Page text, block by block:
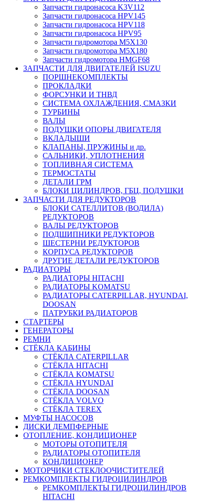
Запчасти гидронасоса K3V112
Запчасти гидронасоса HPV145
Запчасти гидронасоса HPV118
Запчасти гидронасоса HPV95
Запчасти гидромотора M5X130
Запчасти гидромотора M5X180
Запчасти гидромотора HMGF68
ЗАПЧАСТИ ДЛЯ ДВИГАТЕЛЕЙ ISUZU
ПОРШНЕКОМПЛЕКТЫ
ПРОКЛАДКИ
ФОРСУНКИ И ТНВД
СИСТЕМА ОХЛАЖДЕНИЯ, СМАЗКИ
ТУРБИНЫ
ВАЛЫ
ПОДУШКИ ОПОРЫ ДВИГАТЕЛЯ
ВКЛАДЫШИ
КЛАПАНЫ, ПРУЖИНЫ и др.
САЛЬНИКИ, УПЛОТНЕНИЯ
ТОПЛИВНАЯ СИСТЕМА
ТЕРМОСТАТЫ
ДЕТАЛИ ГРМ
БЛОКИ ЦИЛИНДРОВ, ГБЦ, ПОДУШКИ
ЗАПЧАСТИ ДЛЯ РЕДУКТОРОВ
БЛОКИ САТЕЛЛИТОВ (ВОДИЛА)
РЕДУКТОРОВ
ВАЛЫ РЕДУКТОРОВ
ПОДШИПНИКИ РЕДУКТОРОВ
ШЕСТЕРНИ РЕДУКТОРОВ
КОРПУСА РЕДУКТОРОВ
ДРУГИЕ ДЕТАЛИ РЕДУКТОРОВ
РАДИАТОРЫ
РАДИАТОРЫ HITACHI
РАДИАТОРЫ KOMATSU
РАДИАТОРЫ CATERPILLAR, HYUNDAI,
DOOSAN
ПАТРУБКИ РАДИАТОРОВ
СТАРТЕРЫ
ГЕНЕРАТОРЫ
РЕМНИ
СТЁКЛА КАБИНЫ
СТЁКЛА CATERPILLAR
СТЁКЛА HITACHI
СТЁКЛА KOMATSU
СТЁКЛА HYUNDAI
СТЁКЛА DOOSAN
СТЁКЛА VOLVO
СТЁКЛА TEREX
МУФТЫ НАСОСОВ
ДИСКИ ДЕМПФЕРНЫЕ
ОТОПЛЕНИЕ, КОНДИЦИОНЕР
МОТОРЫ ОТОПИТЕЛЯ
РАДИАТОРЫ ОТОПИТЕЛЯ
КОНДИЦИОНЕР
МОТОРЧИКИ СТЕКЛООЧИСТИТЕЛЕЙ
РЕМКОМПЛЕКТЫ ГИДРОЦИЛИНДРОВ
РЕМКОМПЛЕКТЫ ГИДРОЦИЛИНДРОВ
HITACHI